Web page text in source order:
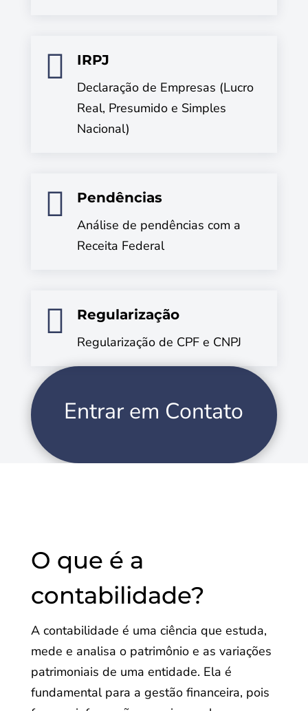

IRPJ
Declaração de Empresas (Lucro
Real, Presumido e Simples
Nacional)

Pendências
Análise de pendências com a
Receita Federal

Regularização
Regularização de CPF e CNPJ
Entrar em Contato
O que é a
contabilidade?
A contabilidade é uma ciência que estuda,
mede e analisa o patrimônio e as variações
patrimoniais de uma entidade. Ela é
fundamental para a gestão financeira, pois